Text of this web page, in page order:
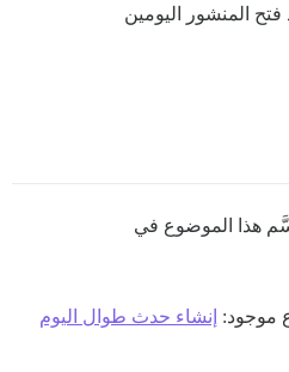
المنشور اليومين
إنشاء حدث طوال اليوم